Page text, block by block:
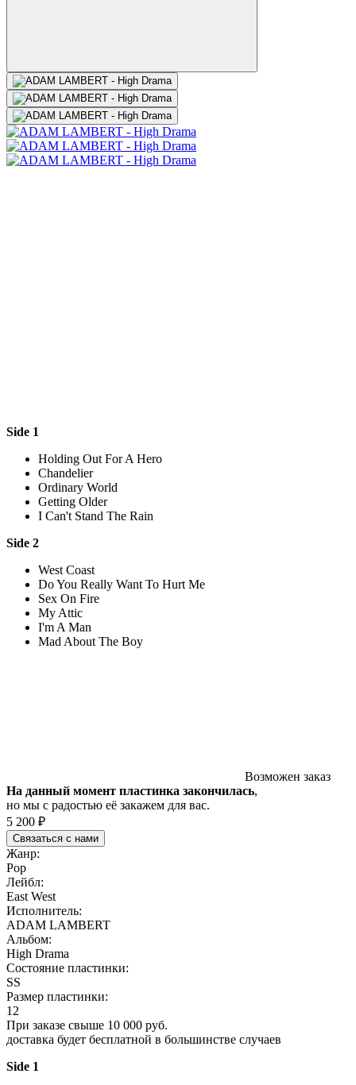
Side 1
Holding Out For A Hero
Chandelier
Ordinary World
Getting Older
I Can't Stand The Rain
Side 2
West Coast
Do You Really Want To Hurt Me
Sex On Fire
My Attic
I'm A Man
Mad About The Boy
Возможен заказ
На данный момент пластинка закончилась,
но мы с радостью её закажем для вас.
5 200 ₽
Связаться с нами
Жанр:
Pop
Лейбл:
East West
Исполнитель:
ADAM LAMBERT
Альбом:
High Drama
Состояние пластинки:
SS
Размер пластинки:
12
При заказе свыше 10 000 руб.
доставка будет бесплатной в большинстве случаев
Side 1